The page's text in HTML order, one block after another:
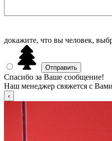
докажите, что вы человек,
Спасибо за Ваше сообщение!
Наш менеджер свяжется с